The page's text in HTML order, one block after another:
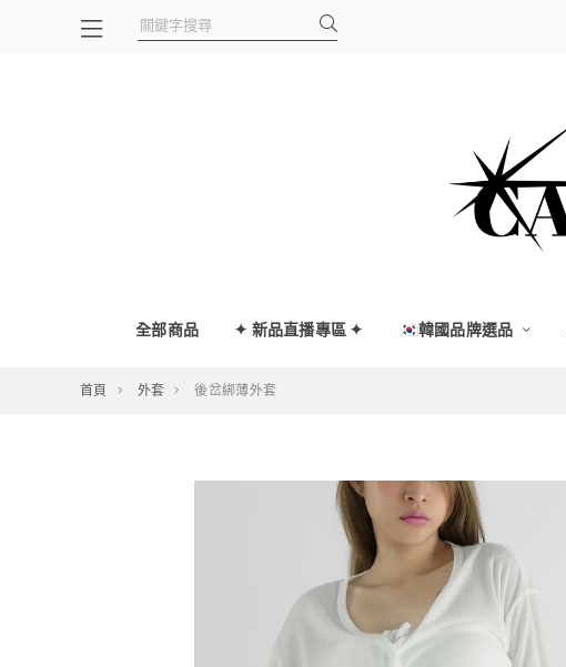
全部商品 ✦ 新品直播專區 ✦ 🇰🇷韓國品牌選品
首頁 外套 後岔綁薄外套